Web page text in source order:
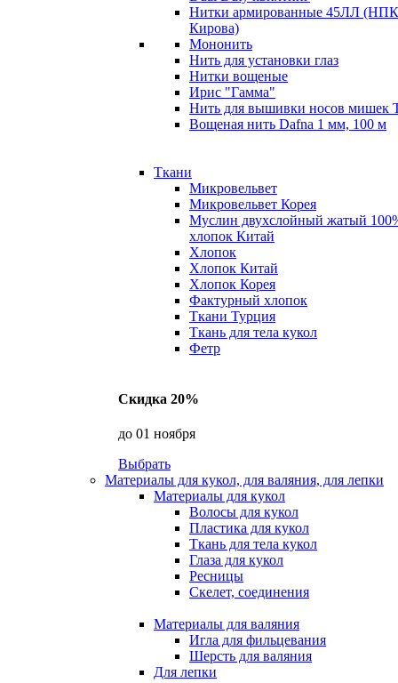
Нитки армированные 45ЛЛ
Кирова)
Мононить
Нить для установки глаз
Нитки вощеные
Ирис "Гамма"
Нить для вышивки носов мишек
Вощеная нить Dafna 1 мм, 100 м
Ткани
Микровельвет
Микровельвет Корея
Муслин двухслойный жатый
хлопок Китай
Хлопок
Хлопок Китай
Хлопок Корея
Фактурный хлопок
Ткани Турция
Ткань для тела кукол
Фетр
Скидка 20%
до 01 ноября
Выбрать
Материалы для кукол, для валяния, для лепки
Материалы для кукол
Волосы для кукол
Пластика для кукол
Ткань для тела кукол
Глаза для кукол
Ресницы
Скелет, соединения
Материалы для валяния
Игла для фильцевания
Шерсть для валяния
Для лепки